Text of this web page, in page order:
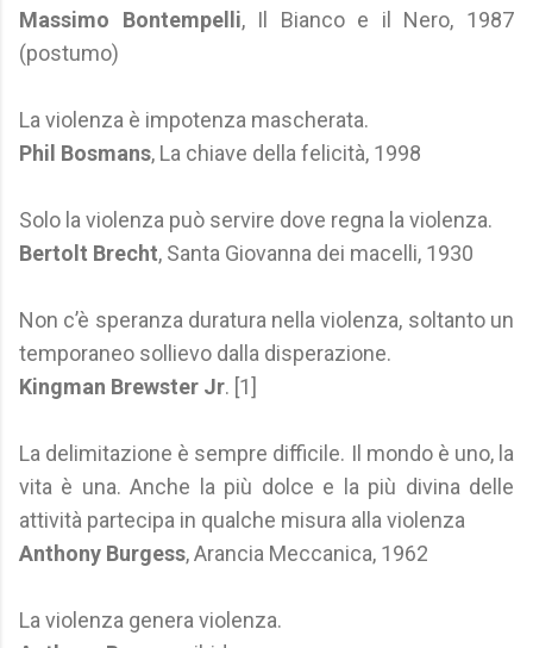
Massimo Bontempelli, Il Bianco e il Nero, 1987
(postumo)
La violenza è impotenza mascherata.
Phil Bosmans, La chiave della felicità, 1998
Solo la violenza può servire dove regna la violenza.
Bertolt Brecht, Santa Giovanna dei macelli, 1930
Non c’è speranza duratura nella violenza, soltanto un
temporaneo sollievo dalla disperazione.
Kingman Brewster Jr. [1]
La delimitazione è sempre difficile. Il mondo è uno, la
vita è una. Anche la più dolce e la più divina delle
attività partecipa in qualche misura alla violenza
Anthony Burgess, Arancia Meccanica, 1962
La violenza genera violenza.